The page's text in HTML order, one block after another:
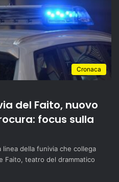
Cronaca
del Faito, nuovo
focus sulla
della funivia che collega
Faito, teatro del drammatico